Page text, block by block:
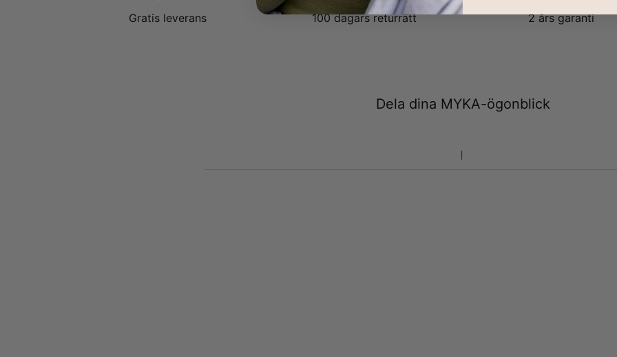
Gratis leverans 100 dagars returrätt 2 års garanti
Dela dina MYKA-ögonblick